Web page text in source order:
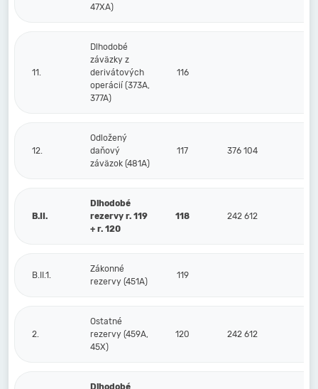
47XA)
11.
Dlhodobé
záväzky z
derivátových
operácií (373A,
377A)
116
12.
Odložený
daňový
záväzok (481A)
117 376 104
B.II.
Dlhodobé
rezervy r. 119
+ r. 120
118 242 612
B.II.1.
Zákonné
rezervy (451A)
119
2.
Ostatné
rezervy (459A,
45X)
120 242 612
Dlhodobé